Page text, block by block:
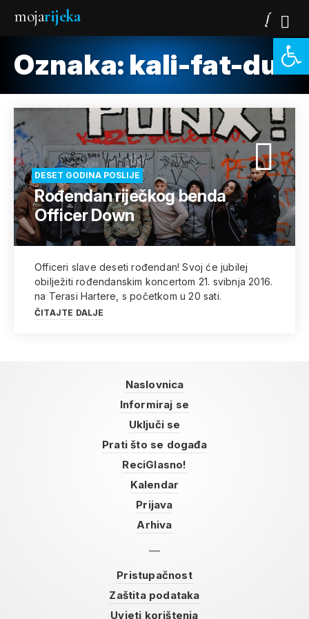
mojarijeka
Oznaka: kali-fat-dub
DESET GODINA POSLIJE
Rođendan riječkog benda
Officer Down
Officeri slave deseti rođendan! Svoj će jubilej
obilježiti rođendanskim koncertom 21. svibnja 2016.
na Terasi Hartere, s početkom u 20 sati.
ČITAJTE DALJE
Naslovnica
Informiraj se
Uključi se
Prati što se događa
ReciGlasno!
Kalendar
Prijava
Arhiva
Pristupačnost
Zaštita podataka
Uvjeti korištenja